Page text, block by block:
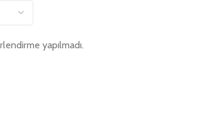
yapılmadı.